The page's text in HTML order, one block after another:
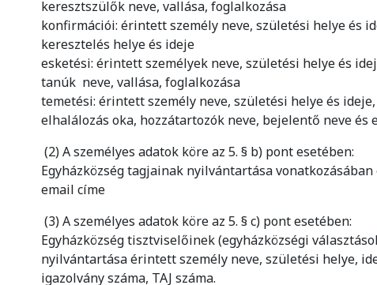
keresztszülők neve, vallása, foglalkozása
konfirmációi: érintett személy neve, születési helye és
keresztelés helye és ideje
esketési: érintett személyek neve, születési helye és
tanúk neve, vallása, foglalkozása
temetési: érintett személy neve, születési helye és
elhalálozás oka, hozzátartozók neve, bejelentő neve és
(2) A személyes adatok köre az 5. § b) pont esetében:
Egyházközség tagjainak nyilvántartása
email címe
(3) A személyes adatok köre az 5. § c) pont esetében:
Egyházközség tisztviselőinek (egyházközségi
nyilvántartása érintett személy neve, születési helye,
igazolvány száma, TAJ száma.